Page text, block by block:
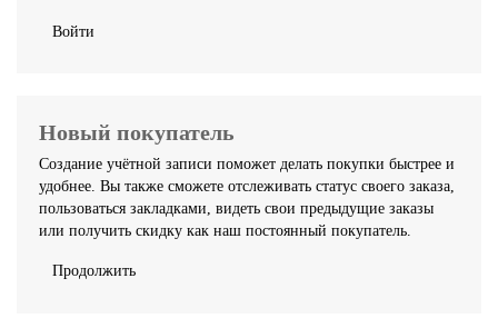
Войти
Новый покупатель
Создание учётной записи поможет делать покупки быстрее и
удобнее. Вы также сможете отслеживать статус своего заказа,
пользоваться закладками, видеть свои предыдущие заказы
или получить скидку как наш постоянный покупатель.
Продолжить